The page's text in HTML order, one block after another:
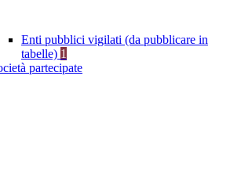
Enti pubblici vigilati (da pubblicare in
tabelle) 1
partecipate